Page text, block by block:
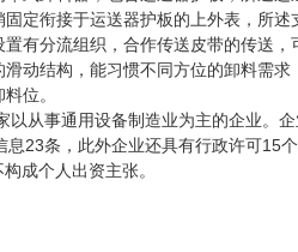
定衔接于运送器护板的上外表，所述
有分流组织，合作传送皮带的传送，
动结构，能习惯不同方位的卸料需求
位。
从事通用设备制造业为主的企业。企
23条，此外企业还具有行政许可15个
成个人出资主张。